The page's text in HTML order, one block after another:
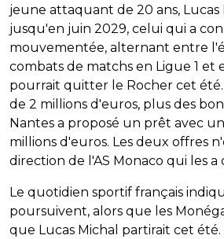
jeune attaquant de 20 ans, Lucas
jusqu'en juin 2029, celui qui a
mouvementée, alternant entre
combats de matchs en Ligue 1 et
pourrait quitter le Rocher cet
de 2 millions d'euros, plus des
Nantes a proposé un prêt avec
millions d'euros. Les deux offres
direction de l'AS Monaco qui les a
Le quotidien sportif français
poursuivent, alors que les
que Lucas Michal partirait cet été.